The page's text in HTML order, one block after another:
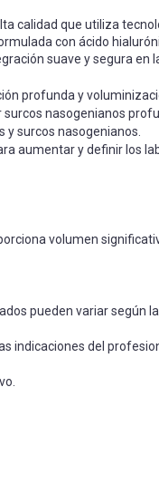
calidad que utiliza
con ácido
suave y segura en la
profunda y
nasogenianos
y surcos nasogenianos.
aumentar y definir los
volumen
pueden variar según
indicaciones del